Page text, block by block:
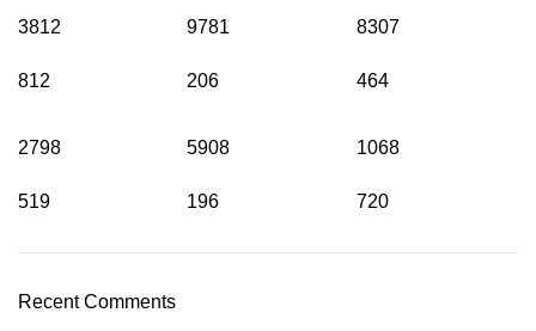
3812
812
9781
206
8307
464
2798
519
5908
196
1068
720
Recent Comments